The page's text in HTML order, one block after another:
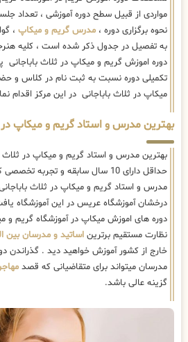
مواردی از قبیل سطح دوره آموزشی ، تعداد
نحوه برگزاری دوره ، مدرس گریم و میکاپ،
به تفصیل در جدول ذکر شده است ، کلیه
دوره اموزش گریم و میکاپ در ثلاث باباجانی
تکمیلی دوره نسبت به ثبت نام در کلاس و
میکاپ در ثلاث باباجانی در این مرکز اقدام
بهترین مدرس و استاد گریم و میکاپ در
بهترین مدرس و استاد گریم و میکاپ در ثلاث
حداقل دارای 10 سال سابقه و تجربه
مدرس و استاد گریم و میکاپ در ثلاث باباجانی
درخشان آموزشگاه عریس در این آموزشگاه
دوره های اموزش میکاپ در آموزشگاه گریم و
نظارت مستقیم برتریناساتید و مدرسان بین
خارج از کشور آموزش خواهید دید . گذراندن
مدرسان میتواند برای متقاضیانی که قصد
گزینه عالی باشد.